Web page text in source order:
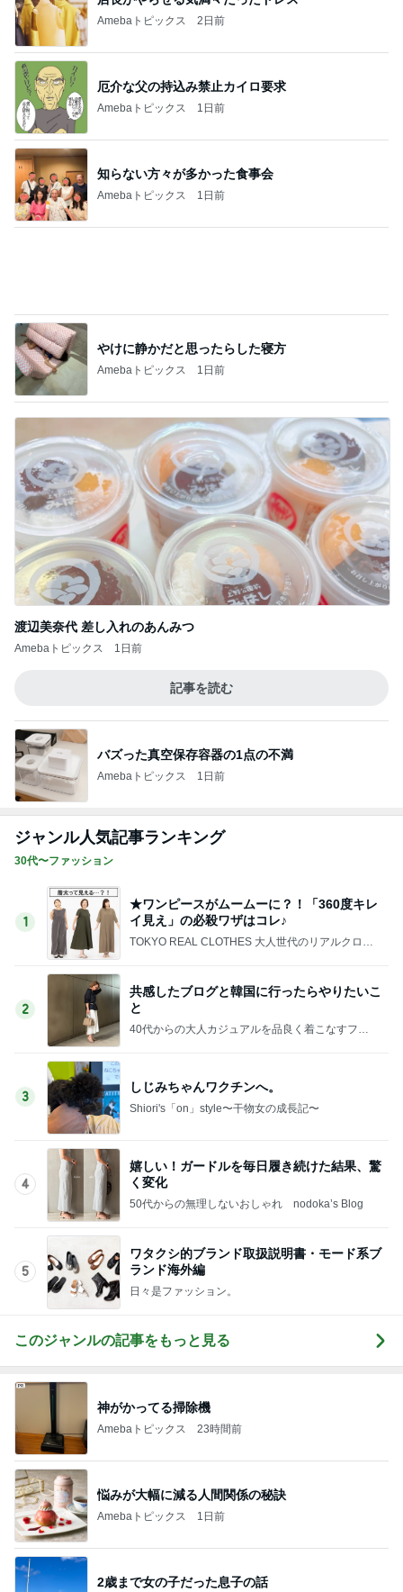
Amebaトピックス 2日前
厄介な父の持込み禁止カイロ要求
Amebaトピックス 1日前
知らない方々が多かった食事会
Amebaトピックス 1日前
やけに静かだと思ったらした寝方
Amebaトピックス 1日前
渡辺美奈代 差し入れのあんみつ
Amebaトピックス 1日前
記事を読む
バズった真空保存容器の1点の不満
Amebaトピックス 1日前
ジャンル人気記事ランキング
30代〜ファッション
1
★ワンピースがムームーに？！「360度キレ
イ見え」の必殺ワザはコレ♪
TOKYO REAL CLOTHES 大人世代のリアルクロー
2
共感したブログと韓国に行ったらやりたいこ
と
40代からの大人カジュアルを品良く着こなすファ
3
しじみちゃんワクチンへ。
Shiori's「on」style〜干物女の成長記〜
4
嬉しい！ガードルを毎日履き続けた結果、驚
く変化
50代からの無理しないおしゃれ nodoka’s Blog
5
ワタクシ的ブランド取扱説明書・モード系ブ
ランド海外編
日々是ファッション。
このジャンルの記事をもっと見る
神がかってる掃除機
Amebaトピックス 23時間前
悩みが大幅に減る人間関係の秘訣
Amebaトピックス 1日前
2歳まで女の子だった息子の話